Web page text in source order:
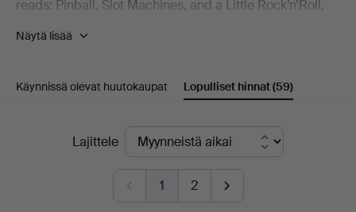
reads: Pinball, Slot Machines, and a Little Rock’n’Roll.
If you’ve ever stood in an arcade with a pocketful of
including some true heavyweights. Like the galactically
blue Star Wars from 1987 and the knock-out classic
four decades, as there’s also a little treat from the 1950s
for the connoisseurs.
Näytä lisää
Käynnissä olevat huutokaupat Lopulliset hinnat(59)
LopullisetLajittele
1 2